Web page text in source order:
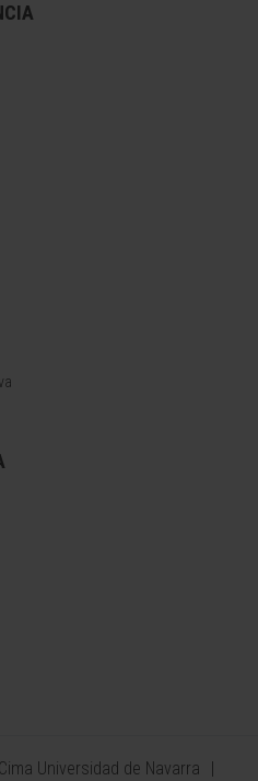
Cima Universidad de Navarra